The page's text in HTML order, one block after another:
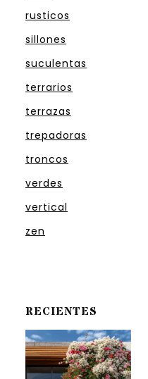
rusticos
sillones
suculentas
terrarios
terrazas
trepadoras
troncos
verdes
vertical
zen
RECIENTES